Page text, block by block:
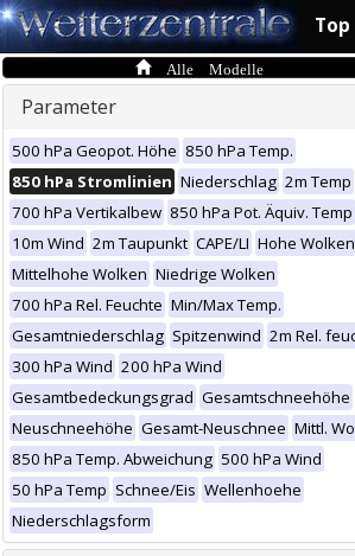
Alle Modelle
Parameter
500 hPa Geopot. Höhe 850 hPa Temp.
850 hPa Stromlinien Niederschlag 2m Temp
700 hPa Vertikalbew 850 hPa Pot. Äquiv. Temp
10m Wind 2m Taupunkt CAPE/LI Hohe Wolken
Mittelhohe Wolken Niedrige Wolken
700 hPa Rel. Feuchte Min/Max Temp.
Gesamtniederschlag Spitzenwind 2m Rel.
300 hPa Wind 200 hPa Wind
Gesamtbedeckungsgrad Gesamtschneehöhe
Neuschneehöhe Gesamt-Neuschnee Mittl.
850 hPa Temp. Abweichung 500 hPa Wind
50 hPa Temp Schnee/Eis Wellenhoehe
Niederschlagsform